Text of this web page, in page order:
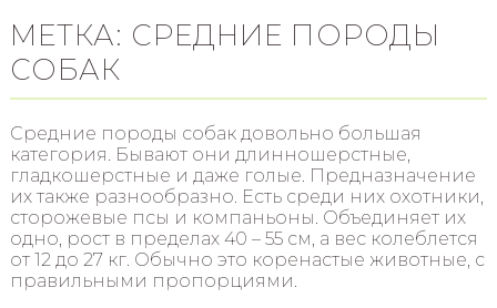
МЕТКА: СРЕДНИЕ ПОРОДЫ
СОБАК
Средние породы собак довольно большая
категория. Бывают они длинношерстные,
гладкошерстные и даже голые. Предназначение
их также разнообразно. Есть среди них охотники,
сторожевые псы и компаньоны. Объединяет их
одно, рост в пределах 40 – 55 см, а вес колеблется
от 12 до 27 кг. Обычно это коренастые животные, с
правильными пропорциями.